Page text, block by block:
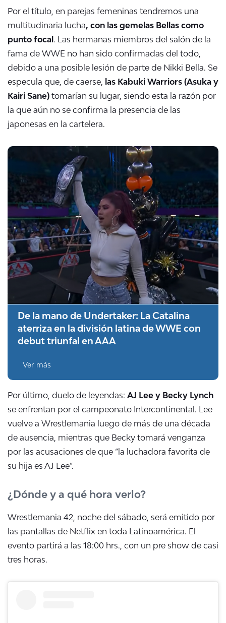
Por el título, en parejas femeninas tendremos una
multitudinaria lucha, con las gemelas Bellas como
punto focal. Las hermanas miembros del salón de la
fama de WWE no han sido confirmadas del todo,
debido a una posible lesión de parte de Nikki Bella. Se
especula que, de caerse, las Kabuki Warriors (Asuka y
Kairi Sane) tomarían su lugar, siendo esta la razón por
la que aún no se confirma la presencia de las
japonesas en la cartelera.
De la mano de Undertaker: La Catalina
aterriza en la división latina de WWE con
debut triunfal en AAA
Ver más
Por último, duelo de leyendas: AJ Lee y Becky Lynch
se enfrentan por el campeonato Intercontinental. Lee
vuelve a Wrestlemania luego de más de una década
de ausencia, mientras que Becky tomará venganza
por las acusaciones de que “la luchadora favorita de
su hija es AJ Lee”.
¿Dónde y a qué hora verlo?
Wrestlemania 42, noche del sábado, será emitido por
las pantallas de Netflix en toda Latinoamérica. El
evento partirá a las 18:00 hrs., con un pre show de casi
tres horas.